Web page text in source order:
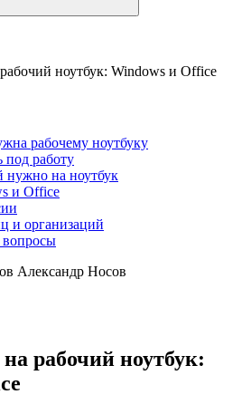
ноутбук: Windows и Office
рабочему ноутбуку
под работу
нужно на ноутбук
и Office
и организаций
вопросы
Александр Носов
рабочий ноутбук: